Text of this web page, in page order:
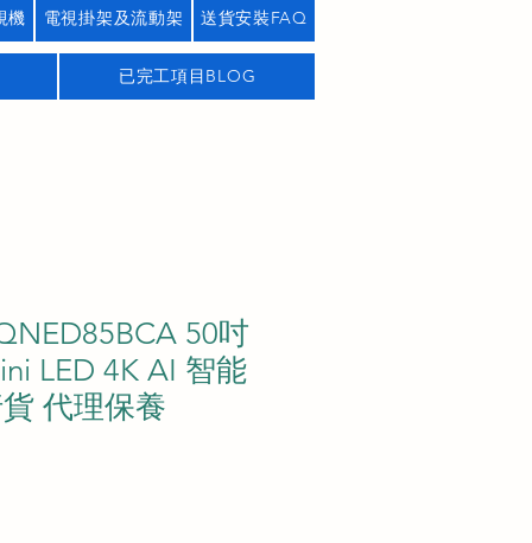
機 電視掛架及流動架 送貨安裝FAQ
已完工項目BLOG
50吋
LED 4K AI 智能
代理保養